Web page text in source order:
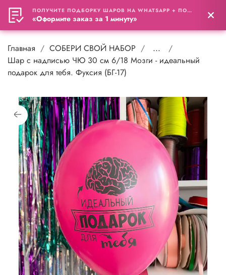
0
Главная СОБЕРИ СВОЙ НАБОР
...
Шар с надписью ЧЮ 30 см 6/18 Мозги - идеальный
подарок для тебя. Фуксия (БГ-17)
ПОЛУЧИТЕ ПОДБОРКУ ШАРОВ НА WHATSAPP + ПОДАРОК
«Оформите заказ за 1 минуту»